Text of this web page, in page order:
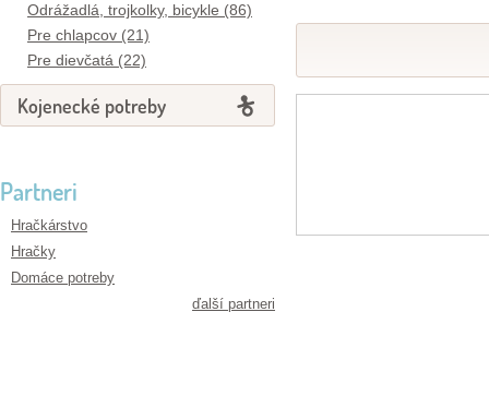
Odrážadlá, trojkolky, bicykle (86)
Pre chlapcov (21)
Pre dievčatá (22)
Kojenecké potreby
Partneri
Hračkárstvo
Hračky
Domáce potreby
ďalší partneri